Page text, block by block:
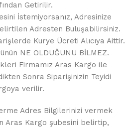
Getirilir.
İstemiyorsanız, Adresinize
Adresten Buluşabilirsiniz.
Kurye Ücreti Alıcıya Aittir.
NE OLDUĞUNU BİLMEZ.
Firmamız Aras Kargo ile
Sonra Siparişinizin Teyidi
verilir.
Adres Bilgilerinizi vermek
Aras Kargo şubesini belirtip,